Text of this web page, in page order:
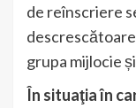
de reînscriere
grupa mijlocie
În situaţia în